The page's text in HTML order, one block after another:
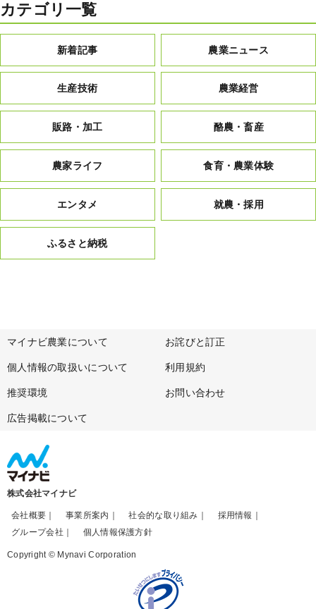
カテゴリ一覧
新着記事 農業ニュース
生産技術 農業経営
販路・加工 酪農・畜産
農家ライフ 食育・農業体験
エンタメ 就農・採用
ふるさと納税
マイナビ農業について お詫びと訂正
個人情報の取扱いについて 利用規約
推奨環境 お問い合わせ
広告掲載について
株式会社マイナビ
会社概要 事業所案内 社会的な取り組み
採用情報
グループ会社
個人情報保護方針
Copyright © Mynavi Corporation